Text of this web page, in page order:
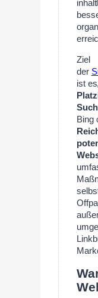
Ziel
der
ist
Bing